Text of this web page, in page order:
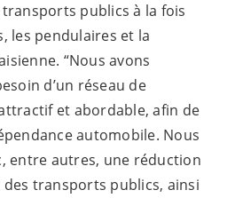
publics à la fois
les pendulaires et la
“Nous avons
d’un réseau de
et abordable, afin de
automobile. Nous
entre autres, une réduction
transports publics, ainsi